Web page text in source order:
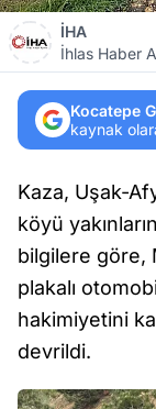
İHA
İhlas Haber
Kocatepe
kaynak
Kaza, Uşak-
köyü
bilgilere göre,
plakalı
hakimiyetini
devrildi.